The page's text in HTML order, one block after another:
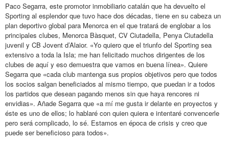
Paco Segarra, este promotor inmobiliario catalán que ha devuelto el
Sporting al esplendor que tuvo hace dos décadas, tiene en su cabeza un
plan deportivo global para Menorca en el que tratará de englobar a los
principales clubes, Menorca Bàsquet, CV Ciutadella, Penya Ciutadella
juvenil y CB Jovent d’Alaior. «Yo quiero que el triunfo del Sporting sea
extensivo a toda la Isla; me han felicitado muchos dirigentes de los
clubes de aquí y eso demuestra que vamos en buena línea». Quiere
Segarra que «cada club mantenga sus propios objetivos pero que todos
los socios salgan beneficiados al mismo tiempo, que puedan ir a todos
los partidos que desean pagando menos sin que haya rencores ni
envidias». Añade Segarra que «a mí me gusta ir delante en proyectos y
éste es uno de ellos; lo hablaré con quien quiera e intentaré convencerle
pero será complicado, lo sé. Estamos en época de crisis y creo que
puede ser beneficioso para todos».